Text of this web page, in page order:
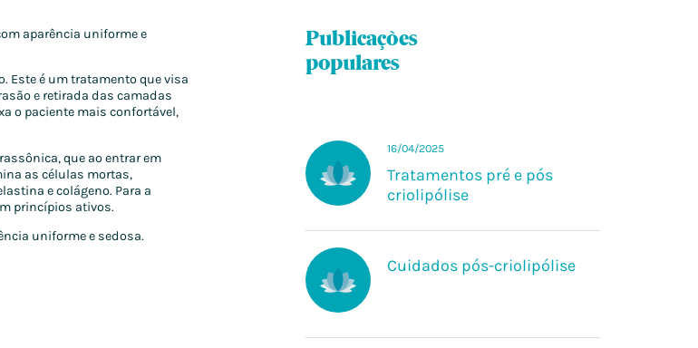
aparência uniforme e
Este é um tratamento que visa
e retirada das camadas
o paciente mais confortável,
que ao entrar em
as células mortas,
e colágeno. Para a
princípios ativos.
uniforme e sedosa.
Publicações
populares
16/04/2025
Tratamentos pré e pós
criolipólise
Cuidados pós-criolipólise